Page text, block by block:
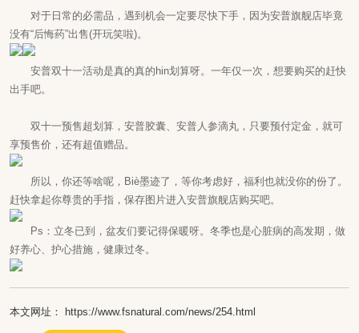
对于日常的必需品，遇到机会一定要尽快下手，因为安普旗舰店毕竟
没有“后悔药”出售(开玩笑啦)。
安普双十一活动是真的真的hin划算呀。一年仅一次，想要购买的赶快
出手吧。
双十一预售超划算，安普胶囊、安普人参滴丸，只要预付定金，就可
享预售价，还有超值赠品。
所以，你还等啥呢，Biè墨迹了，等你考虑好，福利也就没你的份了。
赶快拿起你尊贵的手指，保存图片进入安普旗舰店购买吧。
Ps：立冬已到，盆友们要记得保暖呀。冬季也是心脏病的高发期，做
好养心、护心措施，健康过冬。
本文网址： https://www.fsnatural.com/news/254.html